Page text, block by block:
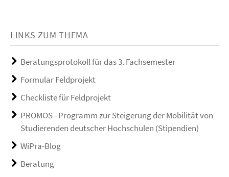
LINKS ZUM THEMA
Beratungsprotokoll für das 3. Fachsemester
Formular Feldprojekt
Checkliste für Feldprojekt
PROMOS - Programm zur Steigerung der Mobilität von
Studierenden deutscher Hochschulen (Stipendien)
WiPra-Blog
Beratung